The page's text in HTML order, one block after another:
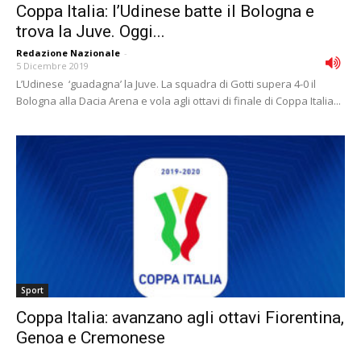
Coppa Italia: l’Udinese batte il Bologna e
trova la Juve. Oggi...
Redazione Nazionale -
5 Dicembre 2019
L’Udinese ‘guadagna’ la Juve. La squadra di Gotti supera 4-0 il
Bologna alla Dacia Arena e vola agli ottavi di finale di Coppa Italia...
Sport
Coppa Italia: avanzano agli ottavi Fiorentina,
Genoa e Cremonese